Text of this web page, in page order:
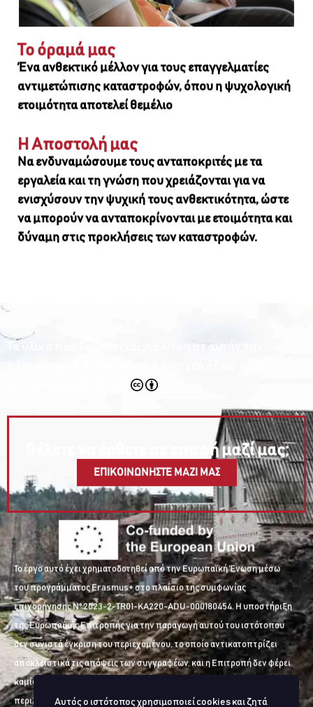
Το όραμά μας
Ένα ανθεκτικό μέλλον για τους επαγγελματίες
αντιμετώπισης καταστροφών, όπου η ψυχολογική
ετοιμότητα αποτελεί θεμέλιο
Η Αποστολή μας
Να ενδυναμώσουμε τους ανταποκριτές με τα
εργαλεία και τη γνώση που χρειάζονται για να
ενισχύσουν την ψυχική τους ανθεκτικότητα, ώστε
να μπορούν να ανταποκρίνονται με ετοιμότητα και
δύναμη στις προκλήσεις των καταστροφών.
Τα υλικά που διατίθενται για λήψη σε αυτήν την
Θέλετε να έρθετε σε επαφή μαζί μας;
ΕΠΙΚΟΙΝΩΝΗΣΤΕ ΜΑΖΙ ΜΑΣ
Το έργο αυτό έχει χρηματοδοτηθεί από την Ευρωπαϊκή Ένωση μέσω
του προγράμματος Erasmus+ στο πλαίσιο της συμφωνίας
επιχορήγησης Nº 2023-2-TR01-KA220-ADU-000180454. Η υποστήριξη
της Ευρωπαϊκής Επιτροπής για την παραγωγή αυτού του ιστότοπου
δεν συνιστά έγκριση του περιεχομένου, το οποίο αντικατοπτρίζει
αποκλειστικά τις απόψεις των συγγραφέων, και η Επιτροπή δεν φέρει
καμία ευθύνη για οποιαδήποτε χρήση των πληροφοριών που
περιλαμβάνονται σε αυτόν.
Αυτός ο ιστότοπος χρησιμοποιεί cookies και ζητά